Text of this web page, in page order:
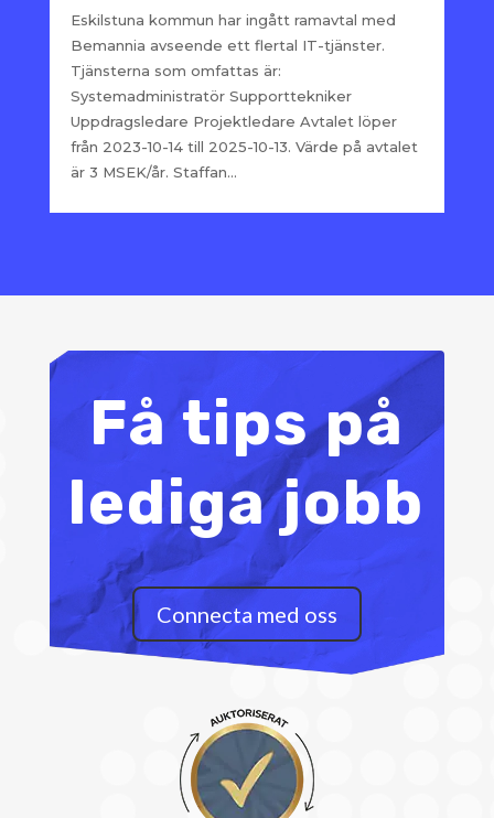
Eskilstuna kommun har ingått ramavtal med
Bemannia avseende ett flertal IT-tjänster.
Tjänsterna som omfattas är:
Systemadministratör Supporttekniker
Uppdragsledare Projektledare Avtalet löper
från 2023-10-14 till 2025-10-13. Värde på avtalet
är 3 MSEK/år. Staffan...
Få tips på
lediga jobb
Connecta med oss